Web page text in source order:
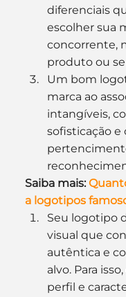
diferenciais
escolher sua
concorrente,
produto ou
Um bom
marca ao
intangíveis,
sofisticação e
Saiba mais:
a logotipos
Seu logotipo
visual que
autêntica e
alvo. Para
perfil e